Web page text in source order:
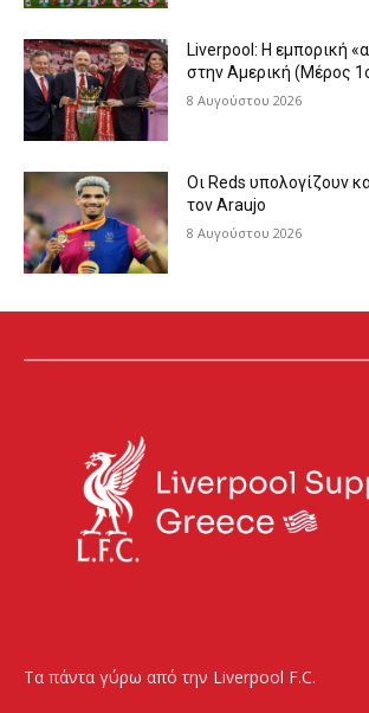
Liverpool: Η εμπορική
στην Αμερική (Μέρος
8 Αυγούστου 2026
Οι Reds υπολογίζουν
τον Araujo
8 Αυγούστου 2026
Τα πάντα γύρω από την Liverpool F.C.